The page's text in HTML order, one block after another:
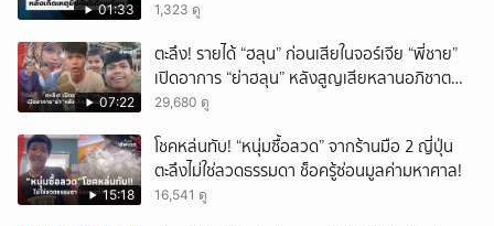
01:33 1,323 ดู
07:22
ตะลึง! รายได้ “ฮลุน” ก่อนเสียในจอร์เจีย “พี่ชาย”
เปิดอาการ “ย่าฮลุน” หลังสูญเสียหลานอภิชาต
บุตร!
29,680 ดู
15:18
โชคหล่นทับ! “หนุ่มซื้อลวด” จากร้านมือ 2 ญี่ปุ่น
ตะลึงไม่ใช่ลวดธรรมดา ช็อครู้ซ่อนมูลค่ามหาศาล!
16,541 ดู